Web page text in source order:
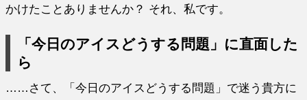
かけたことありませんか？ それ、私です。
「今日のアイスどうする問題」に直面した
ら
……さて、「今日のアイスどうする問題」で迷う貴方に